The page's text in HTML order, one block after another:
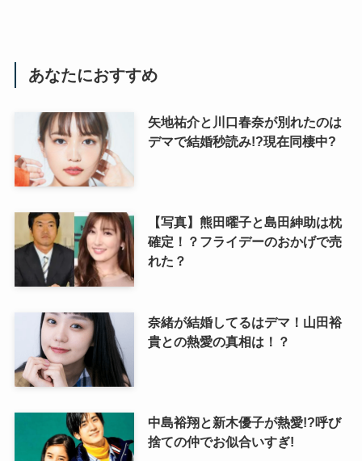
あなたにおすすめ
矢地祐介と川口春奈が別れたのは
デマで結婚秒読み!?現在同棲中?
【写真】熊田曜子と島田紳助は枕
確定！？フライデーのおかげで売
れた？
奈緒が結婚してるはデマ！山田裕
貴との熱愛の真相は！？
中島裕翔と新木優子が熱愛!?呼び
捨ての仲でお似合いすぎ!